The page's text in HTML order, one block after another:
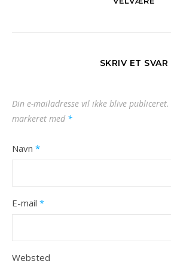
SKRIV ET SVAR
Din e-mailadresse vil ikke blive publiceret.
markeret med *
Navn *
E-mail *
Websted